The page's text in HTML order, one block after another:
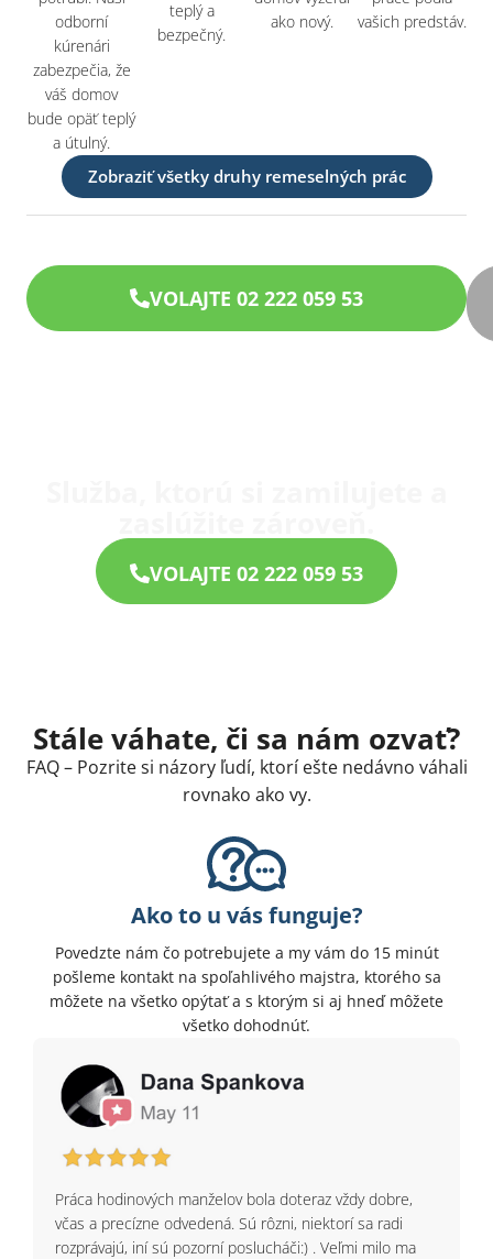
odborní
kúrenári
zabezpečia, že
váš domov
bude opäť teplý
a útulný.
teplý a
bezpečný.
ako nový.
vašich predstáv.
Zobraziť všetky druhy remeselných prác
VOLAJTE 02 222 059 53
VOLAJTE 02 222 059 53
Stále váhate, či sa nám ozvať?
FAQ – Pozrite si názory ľudí, ktorí ešte nedávno váhali
rovnako ako vy.
Ako to u vás funguje?
Povedzte nám čo potrebujete a my vám do 15 minút
pošleme kontakt na spoľahlivého majstra, ktorého sa
môžete na všetko opýtať a s ktorým si aj hneď môžete
všetko dohodnúť.
Práca hodinových manželov bola doteraz vždy dobre,
včas a precízne odvedená. Sú rôzni, niektorí sa radi
rozprávajú, iní sú pozorní poslucháči:) . Veľmi milo ma